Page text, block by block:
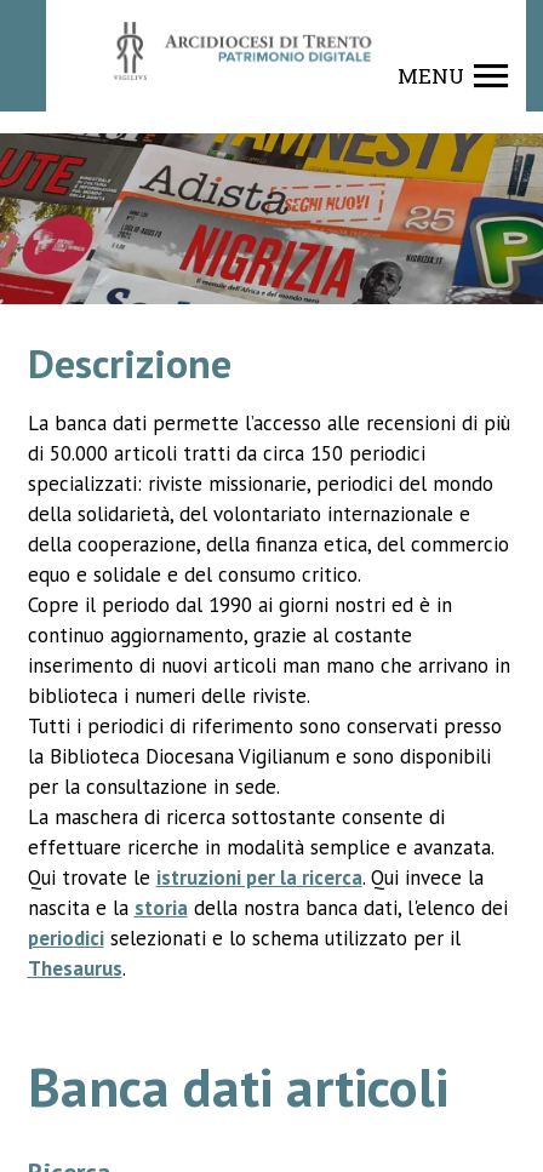
MENU
Descrizione
La banca dati permette l’accesso alle recensioni di più
di 50.000 articoli tratti da circa 150 periodici
specializzati: riviste missionarie, periodici del mondo
della solidarietà, del volontariato internazionale e
della cooperazione, della finanza etica, del commercio
equo e solidale e del consumo critico.
Copre il periodo dal 1990 ai giorni nostri ed è in
continuo aggiornamento, grazie al costante
inserimento di nuovi articoli man mano che arrivano in
biblioteca i numeri delle riviste.
Tutti i periodici di riferimento sono conservati presso
la Biblioteca Diocesana Vigilianum e sono disponibili
per la consultazione in sede.
La maschera di ricerca sottostante consente di
effettuare ricerche in modalità semplice e avanzata.
Qui trovate le istruzioni per la ricerca. Qui invece la
nascita e la storiadella nostra banca dati, l'elenco dei
periodiciselezionati e lo schema utilizzato per il
Thesaurus.
Banca dati articoli